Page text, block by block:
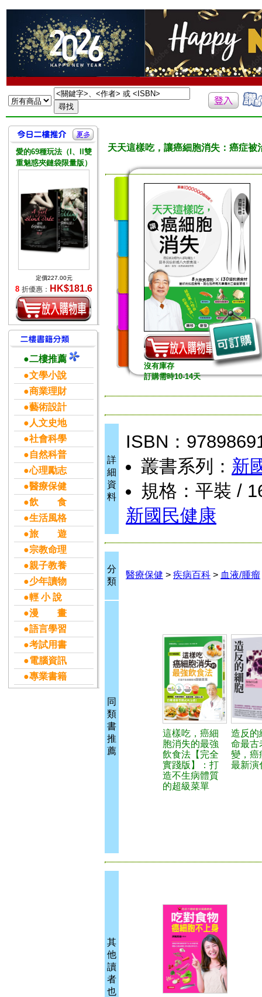
愛的69種玩法（I、II雙
重魅惑夾鏈袋限量版）
定價227.00元
8 折優惠： HK$181.6
●二樓推薦
●文學小說
●商業理財
●藝術設計
●人文史地
●社會科學
●自然科普
●心理勵志
●醫療保健
●飲 食
●生活風格
●旅 遊
●宗教命理
●親子教養
●少年讀物
●輕 小 說
●漫 畫
●語言學習
●考試用書
●電腦資訊
●專業書籍
天天這樣吃，讓癌細胞消失：癌症
沒有庫存
訂購需時10-14天
詳
細
資
料
ISBN：
叢書系列： 新
規格：平裝 /
新國民健康
分
類
醫療保健 > 疾病百科 > 血液/腫瘤
同
類
書
推
薦
這樣吃，癌細
胞消失的最強
飲食法【完全
實踐版】：打
造不生病體質
的超級菜單
造反的
命最古
變，癌
最新演
其
他
讀
者
也